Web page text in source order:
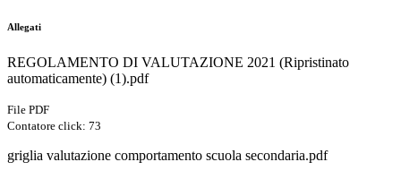
Allegati
REGOLAMENTO DI VALUTAZIONE 2021 (Ripristinato
automaticamente) (1).pdf
File PDF
Contatore click: 73
griglia valutazione comportamento scuola secondaria.pdf